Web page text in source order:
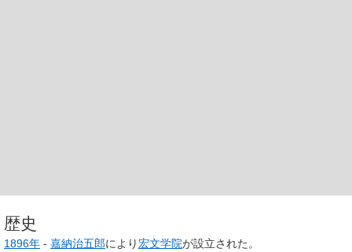
歴史
1896年 - 嘉納治五郎により 宏文学院が設立された。